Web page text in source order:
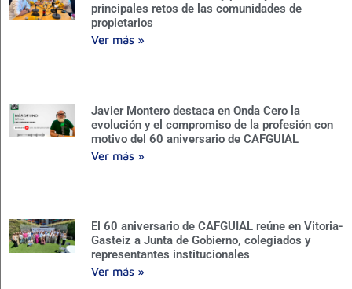
principales retos de las comunidades de
propietarios
Ver más »
Javier Montero destaca en Onda Cero la
evolución y el compromiso de la profesión con
motivo del 60 aniversario de CAFGUIAL
Ver más »
El 60 aniversario de CAFGUIAL reúne en Vitoria-
Gasteiz a Junta de Gobierno, colegiados y
representantes institucionales
Ver más »